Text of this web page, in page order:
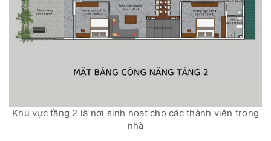
Khu vực tầng 2 là nơi sinh hoạt cho các thành viên trong
nhà